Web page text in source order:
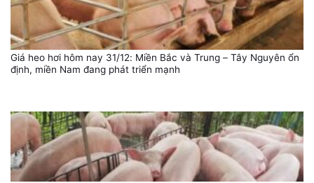
Giá heo hơi hôm nay 31/12: Miền Bắc và Trung – Tây Nguyên ổn
định, miền Nam đang phát triển mạnh